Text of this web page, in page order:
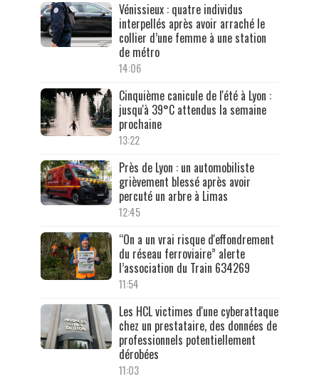
Vénissieux : quatre individus
interpellés après avoir arraché le
collier d’une femme à une station
de métro
14:06
Cinquième canicule de l'été à Lyon :
jusqu'à 39°C attendus la semaine
prochaine
13:22
Près de Lyon : un automobiliste
grièvement blessé après avoir
percuté un arbre à Limas
12:45
“On a un vrai risque d'effondrement
du réseau ferroviaire” alerte
l’association du Train 634269
11:54
Les HCL victimes d'une cyberattaque
chez un prestataire, des données de
professionnels potentiellement
dérobées
11:03